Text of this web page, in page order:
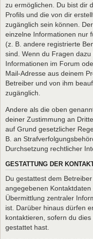
zu ermöglichen. Du bist dir
Profils und die von dir
zugänglich sein können.
einzelne Informationen nur
(z. B. andere registrierte
sind. Wenn du Fragen
Informationen im Forum
Mail-Adresse aus deinem
Betreiber und von ihm
zugänglich.
Andere als die oben
deiner Zustimmung an
auf Grund gesetzlicher
B. an
Durchsetzung rechtlicher
GESTATTUNG DER
Du gestattest dem
angegebenen
Übermittlung zentraler
ist. Darüber hinaus dürfen
kontaktieren, sofern du
gestattet hast.